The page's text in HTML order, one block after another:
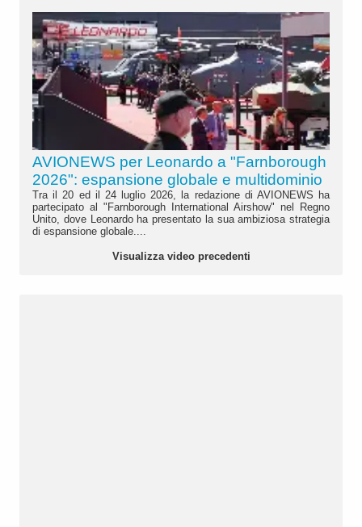
AVIONEWS per Leonardo a "Farnborough
2026": espansione globale e multidominio
Tra il 20 ed il 24 luglio 2026, la redazione di AVIONEWS ha
partecipato al "Farnborough International Airshow" nel Regno
Unito, dove Leonardo ha presentato la sua ambiziosa strategia
di espansione globale....
Visualizza video precedenti